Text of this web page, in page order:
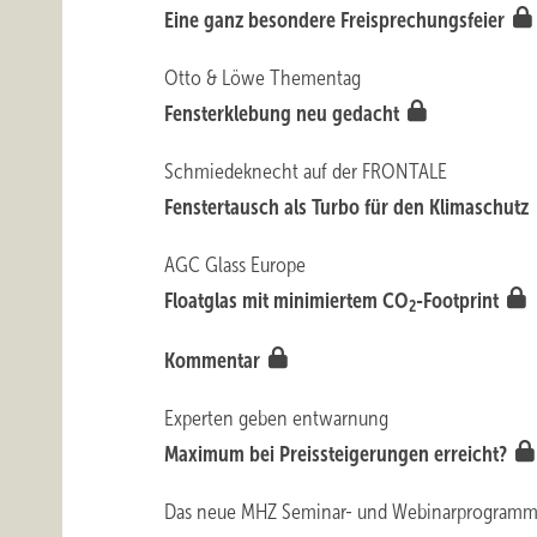
Eine ganz besondere Freisprechungsfeier
Otto & Löwe Thementag
Fensterkleb ung neu gedacht
Schmiedeknecht auf der FRONTALE
Fenstertausch als Tu rbo für den Klimaschutz
AGC Glass Europe
Floatglas mit minimiertem CO2-Footprint
Kommentar
Experten geben entwarnung
Maximum bei Preissteigerungen erreicht?
Das neue MHZ Seminar- und